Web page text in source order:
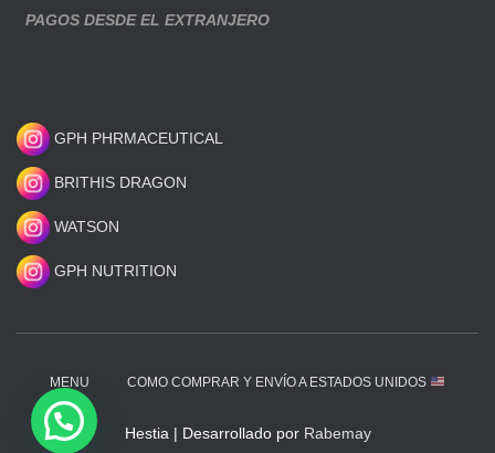
PAGOS DESDE EL EXTRANJERO
GPH PHRMACEUTICAL
BRITHIS DRAGON
WATSON
GPH NUTRITION
MENU COMO COMPRAR Y ENVÍO A ESTADOS UNIDOS
Hestia | Desarrollado por Rabemay